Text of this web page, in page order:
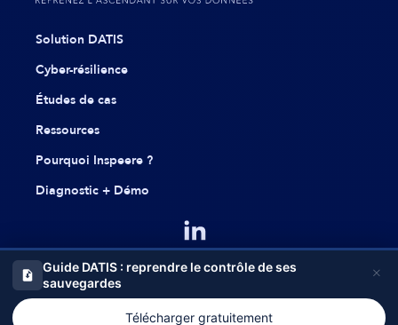
Solution DATIS
Cyber-résilience
Études de cas
Ressources
Pourquoi Inspeere ?
Diagnostic + Démo
Linkedin
Mentions légales et politique de confidentialité
Guide DATIS : reprendre le contrôle de ses
sauvegardes
Télécharger gratuitement
×